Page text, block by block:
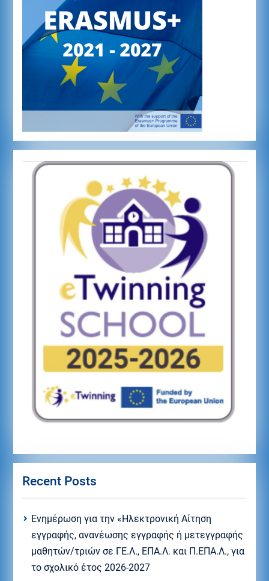
Recent Posts
Eνημέρωση για την «Ηλεκτρονική Αίτηση
εγγραφής, ανανέωσης εγγραφής ή μετεγγραφής
μαθητών/τριών σε ΓΕ.Λ., ΕΠΑ.Λ. και Π.ΕΠΑ.Λ., για
το σχολικό έτος 2026-2027